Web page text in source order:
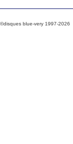
©disques blue-very 1997-2026